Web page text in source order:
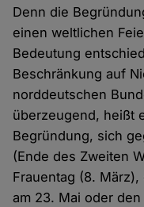
Denn die
einen weltlichen
Bedeutung
Beschränkung auf
norddeutschen
überzeugend, heißt
Begründung, sich
(Ende des Zweiten
Frauentag (8.
am 23. Mai oder